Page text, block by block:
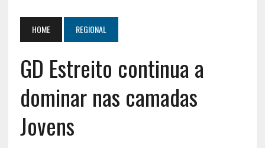
HOME REGIONAL
GD Estreito continua a
dominar nas camadas
Jovens